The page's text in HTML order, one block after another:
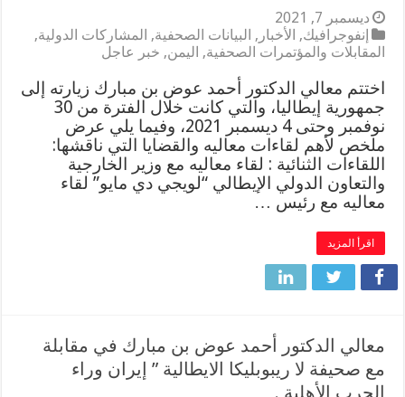
ديسمبر 7, 2021
إنفوجرافيك, الأخبار , البيانات الصحفية, المشاركات الدولية,
المقابلات والمؤتمرات الصحفية, اليمن, خبر عاجل
اختتم معالي الدكتور أحمد عوض بن مبارك زيارته إلى
جمهورية إيطاليا، والتي كانت خلال الفترة من 30
نوفمبر وحتى 4 ديسمبر 2021، وفيما يلي عرض
ملخص لأهم لقاءات معاليه والقضايا التي ناقشها:
اللقاءات الثنائية : لقاء معاليه مع وزير الخارجية
والتعاون الدولي الإيطالي “لويجي دي مايو” لقاء
معاليه مع رئيس …
اقرأ المزيد
معالي الدكتور أحمد عوض بن مبارك في مقابلة
مع صحيفة لا ريبوبليكا الايطالية ” إيران وراء
الحرب الأهلية .